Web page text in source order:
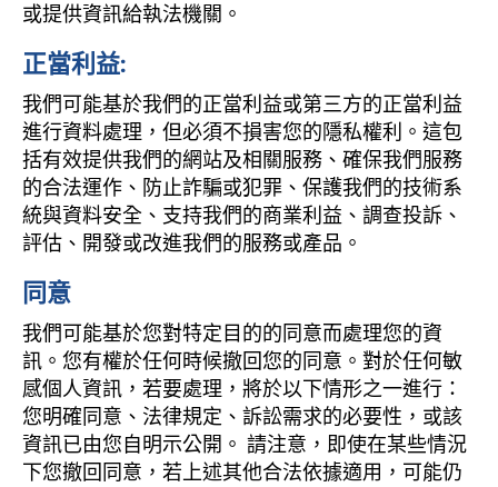
或提供資訊給執法機關。
正當利益:
我們可能基於我們的正當利益或第三方的正當利益
進行資料處理，但必須不損害您的隱私權利。這包
括有效提供我們的網站及相關服務、確保我們服務
的合法運作、防止詐騙或犯罪、保護我們的技術系
統與資料安全、支持我們的商業利益、調查投訴、
評估、開發或改進我們的服務或產品。
同意
我們可能基於您對特定目的的同意而處理您的資
訊。您有權於任何時候撤回您的同意。對於任何敏
感個人資訊，若要處理，將於以下情形之一進行：
您明確同意、法律規定、訴訟需求的必要性，或該
資訊已由您自明示公開。 請注意，即使在某些情況
下您撤回同意，若上述其他合法依據適用，可能仍